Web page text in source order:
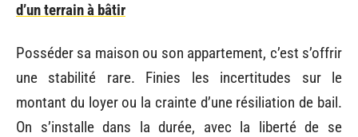
d’un terrain à bâtir
Posséder sa maison ou son appartement, c’est s’offrir
une stabilité rare. Finies les incertitudes sur le
montant du loyer ou la crainte d’une résiliation de bail.
On s’installe dans la durée, avec la liberté de se